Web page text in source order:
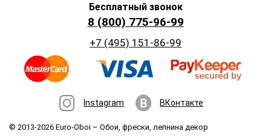
Бесплатный звонок
8 (800) 775-96-99
+7 (495) 151-86-99
Instagram ВКонтакте
© 2013-2026 Euro-Oboi – Обои, фрески, лепнина декор